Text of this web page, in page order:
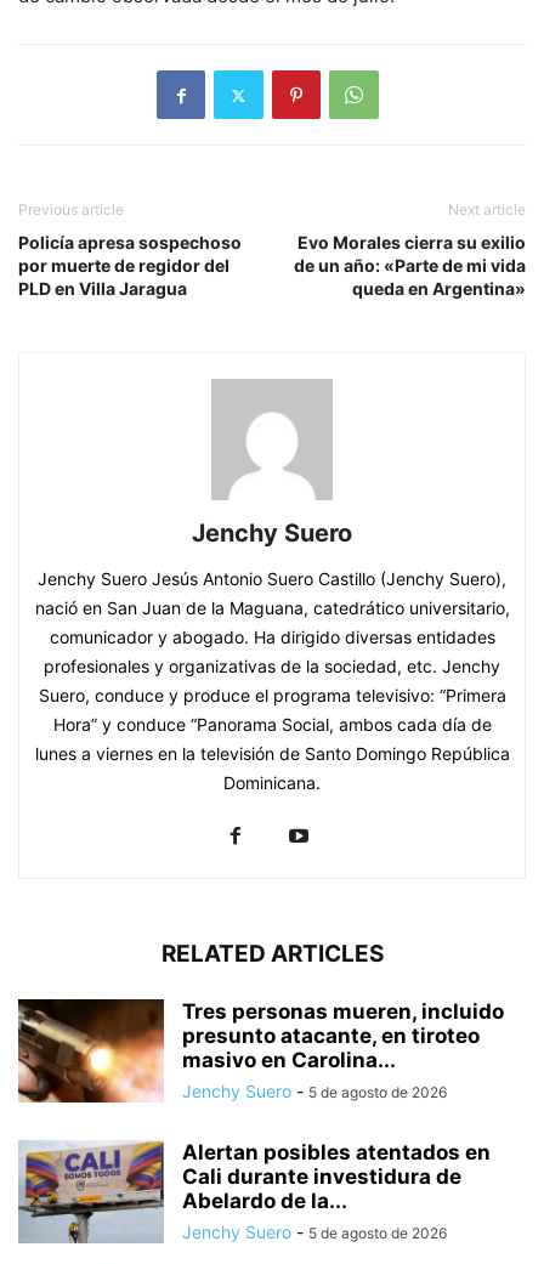
Previous article
Policía apresa sospechoso
por muerte de regidor del
PLD en Villa Jaragua
Next article
Evo Morales cierra su exilio
de un año: «Parte de mi vida
queda en Argentina»
Jenchy Suero
Jenchy Suero Jesús Antonio Suero Castillo (Jenchy Suero),
nació en San Juan de la Maguana, catedrático universitario,
comunicador y abogado. Ha dirigido diversas entidades
profesionales y organizativas de la sociedad, etc. Jenchy
Suero, conduce y produce el programa televisivo: “Primera
Hora” y conduce “Panorama Social, ambos cada día de
lunes a viernes en la televisión de Santo Domingo República
Dominicana.
RELATED ARTICLES
Tres personas mueren, incluido
presunto atacante, en tiroteo
masivo en Carolina...
Jenchy Suero - 5 de agosto de 2026
Alertan posibles atentados en
Cali durante investidura de
Abelardo de la...
Jenchy Suero - 5 de agosto de 2026